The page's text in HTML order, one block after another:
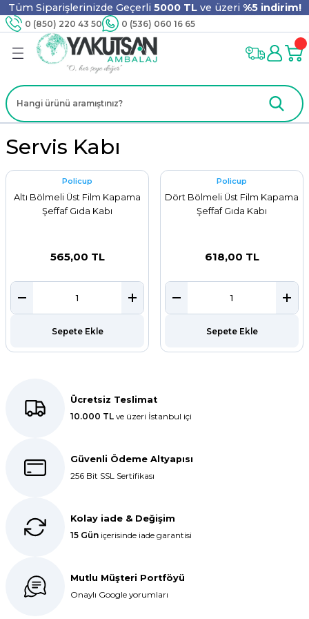
Tüm Siparişlerinizde Geçerli 5000 TLve üzeri %5 indirim!
0 (850) 220 43 50 0 (536) 060 16 65
Geri Dön
Geri Dön
Ürünleri
Geri Dön
Geri Dön
Tahta Karıştırıcı
Geri Dön
Geri Dön
Geri Dön
Geri Dön
Servis Kabı
Policup
Altı Bölmeli Üst Film Kapama
Şeffaf Gıda Kabı
565,00 TL
Sepete Ekle
Policup
Dört Bölmeli Üst Film Kapama
Şeffaf Gıda Kabı
618,00 TL
Sepete Ekle
Ücretsiz Teslimat
10.000 TL ve üzeri İstanbul içi
Güvenli Ödeme Altyapısı
256 Bit SSL Sertifikası
Kolay iade & Değişim
15 Gün içerisinde iade garantisi
Mutlu Müşteri Portföyü
Onaylı Google yorumları